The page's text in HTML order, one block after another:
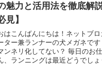
魅力と活用法を徹底解
見】
はこんばんにちは！ネットブ
ター兼ランナーの犬メガネです
ンネリ化してない？ 毎日のお
、ランニングは最近どうでし